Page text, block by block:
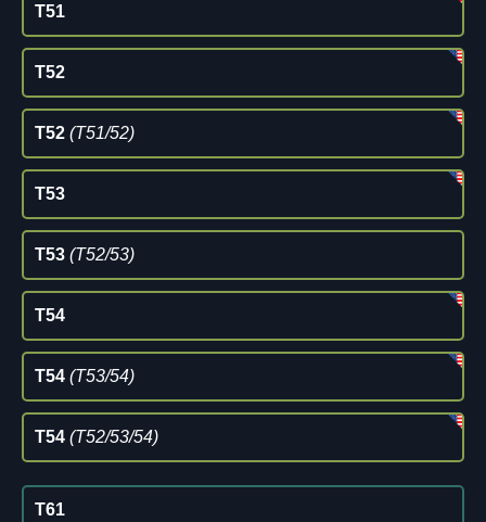
T51
T52
T52 (T51/52)
T53
T53 (T52/53)
T54
T54 (T53/54)
T54 (T52/53/54)
T61